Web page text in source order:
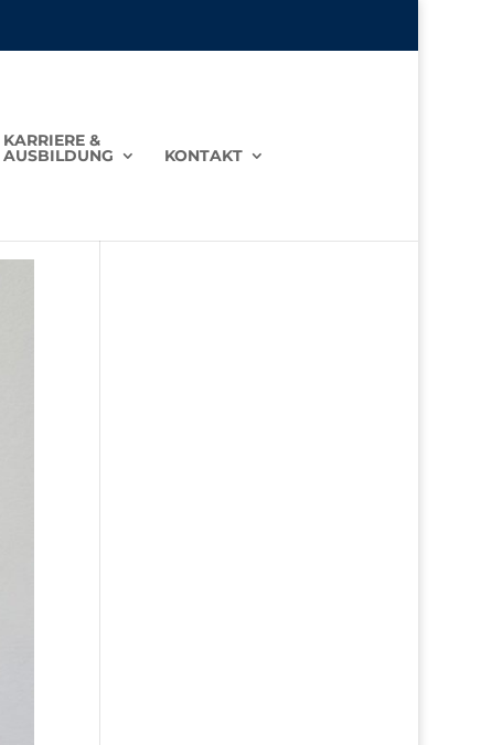
KARRIERE &
AUSBILDUNG KONTAKT